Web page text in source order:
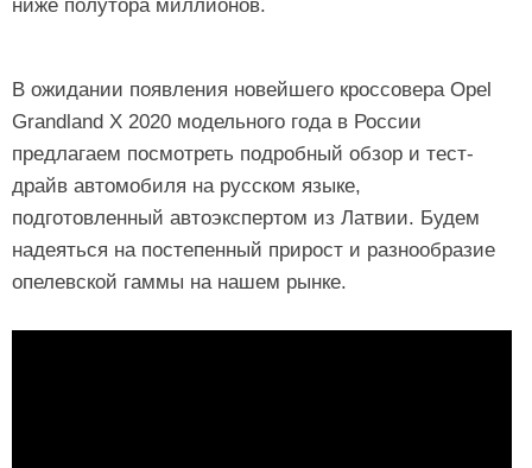
ниже полутора миллионов.
В ожидании появления новейшего кроссовера Opel
Grandland X 2020 модельного года в России
предлагаем посмотреть подробный обзор и тест-
драйв автомобиля на русском языке,
подготовленный автоэкспертом из Латвии. Будем
надеяться на постепенный прирост и разнообразие
опелевской гаммы на нашем рынке.